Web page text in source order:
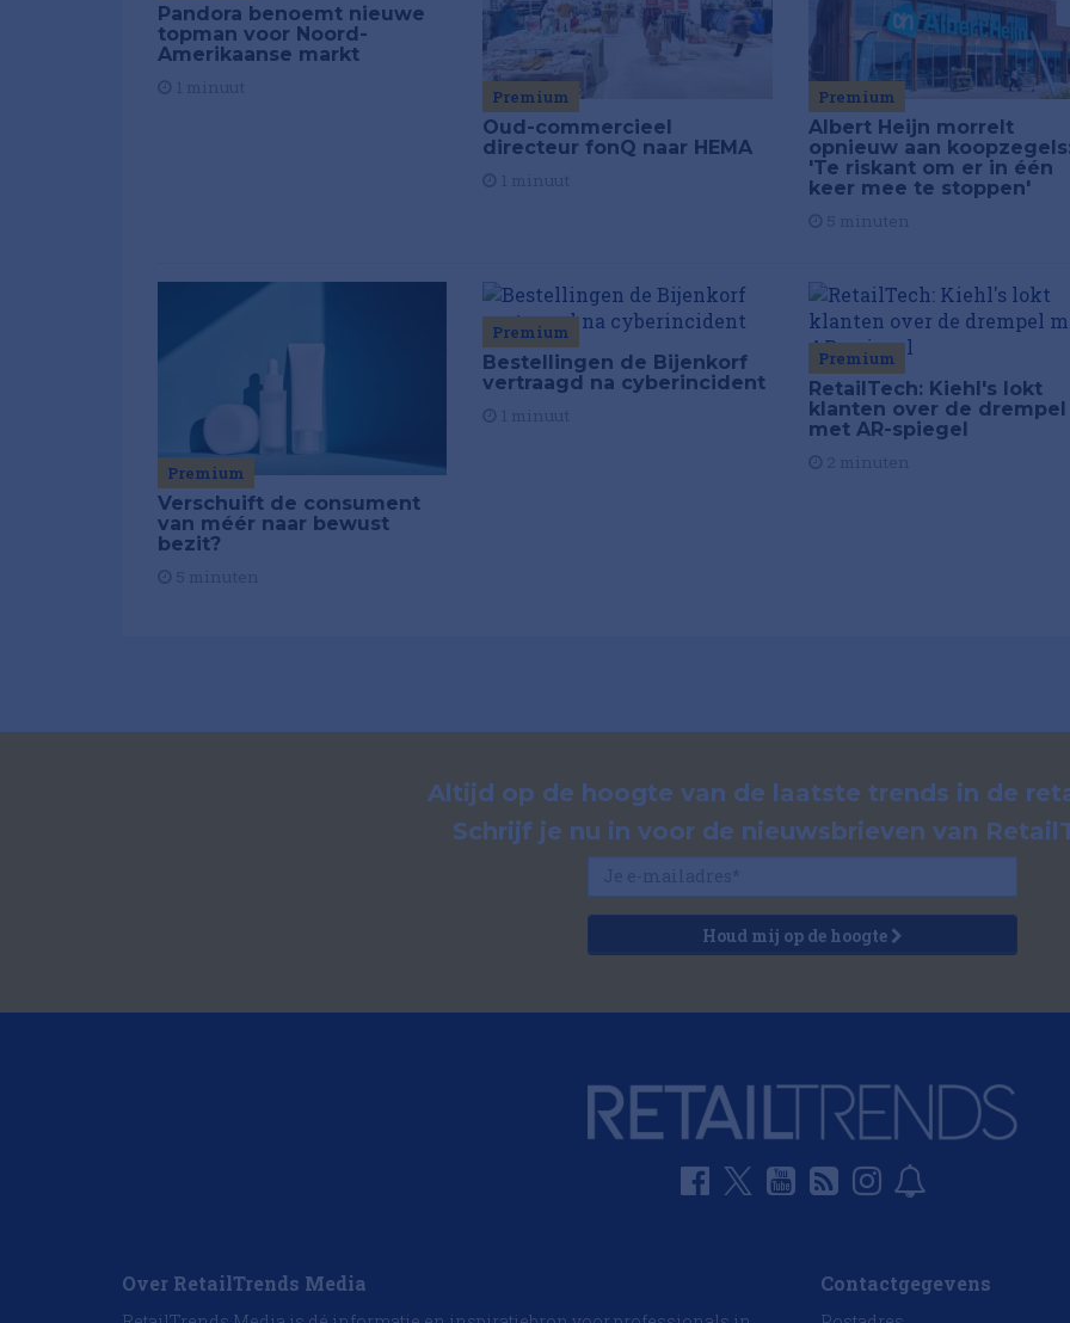
Pandora benoemt nieuwe
topman voor Noord-
Amerikaanse markt
Premium
Oud-commercieel
directeur fonQ naar HEMA
Premium
Albert Heijn morrelt
opnieuw aan
'Te riskant om er in één
keer mee te stoppen'
Premium
Verschuift de consument
van méér naar bewust
bezit?
Premium
Bestellingen de Bijenkorf
vertraagd na cyberincident
Premium
RetailTech: Kiehl's lokt
klanten over de drempel
met AR-spiegel
Altijd op de hoogte van de laatste trends in de
Schrijf je nu in voor de nieuwsbrieven van
Houd mij op de hoogte
Over RetailTrends Media Contactgegevens